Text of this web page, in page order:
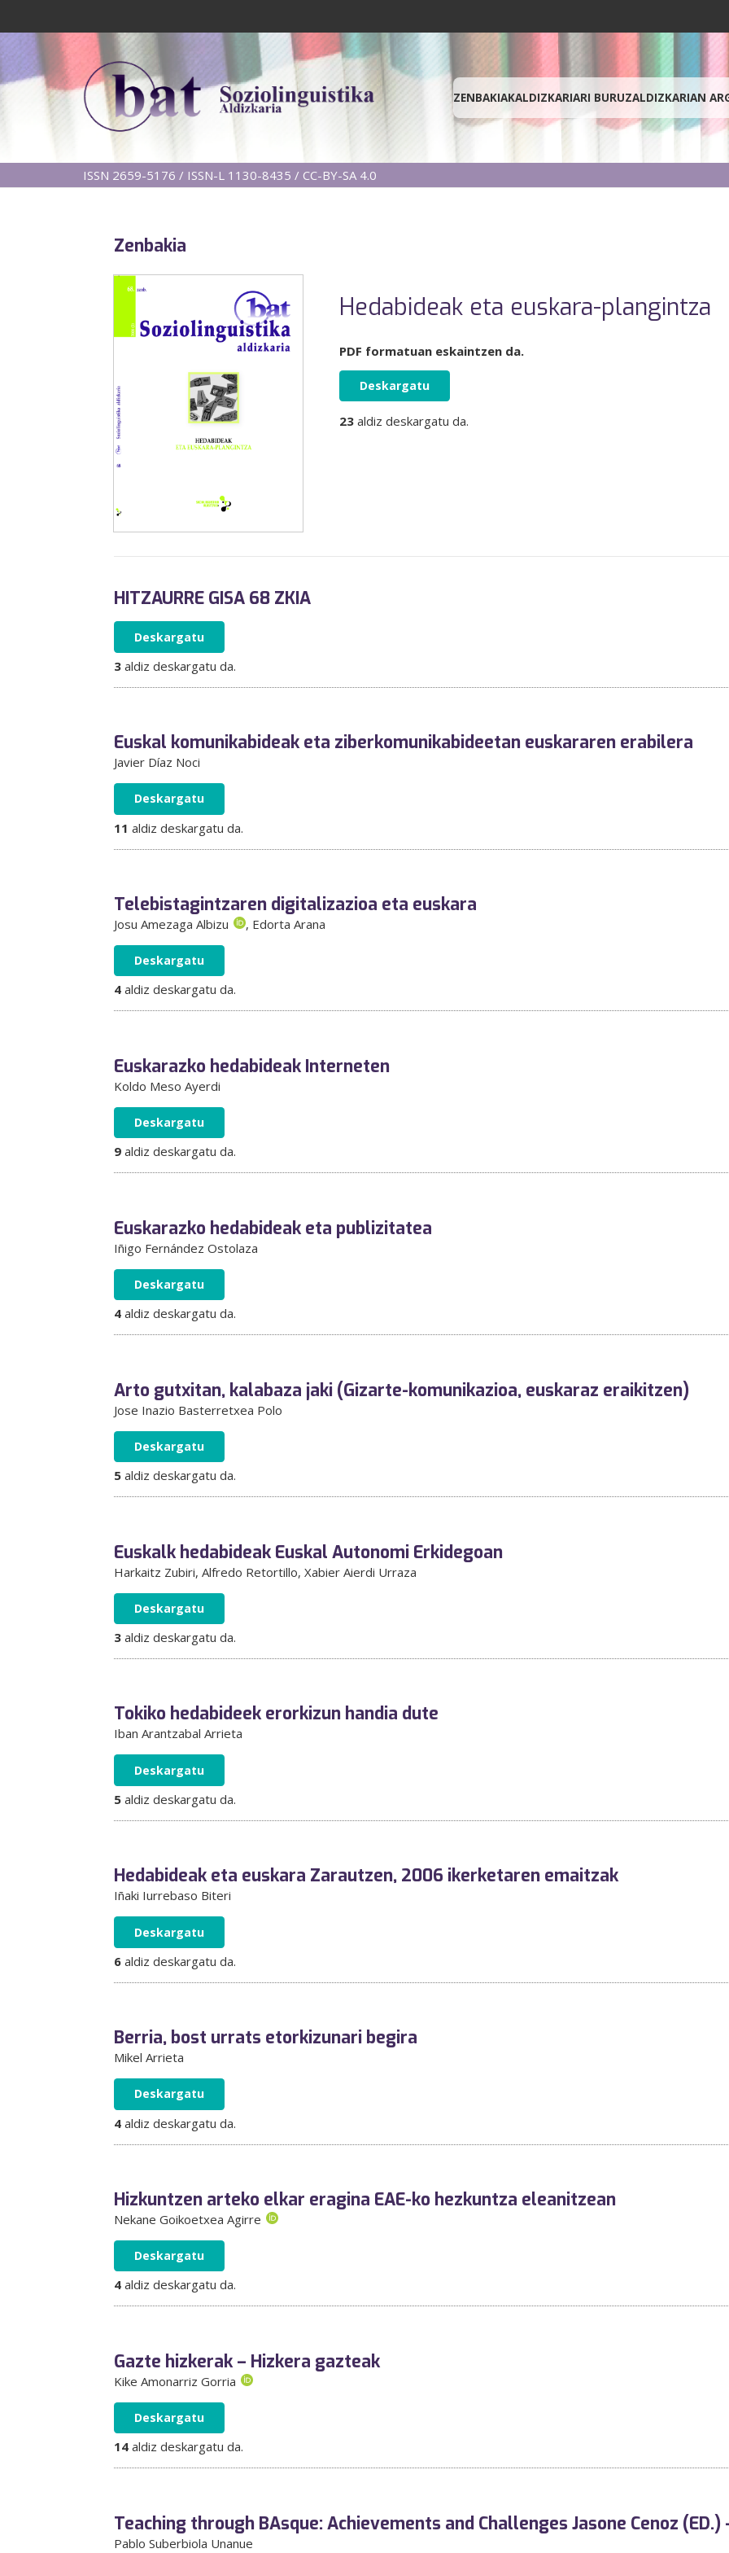
ZENBAKIAKALDIZKARIARI BURUZALDIZKARIAN
ISSN 2659-5176 / ISSN-L 1130-8435 / CC-BY-SA 4.0
Zenbakia
Hedabideak eta euskara-plangintza
PDF formatuan eskaintzen da.
Deskargatu
23 aldiz deskargatu da.
HITZAURRE GISA 68 ZKIA
Deskargatu
3aldiz deskargatu da.
Euskal komunikabideak eta ziberkomunikabideetan euskararen erabilera
Javier Díaz Noci
Deskargatu
11 aldiz deskargatu da.
Telebistagintzaren digitalizazioa eta euskara
Josu Amezaga Albizu , Edorta Arana
Deskargatu
4aldiz deskargatu da.
Euskarazko hedabideak Interneten
Koldo Meso Ayerdi
Deskargatu
9aldiz deskargatu da.
Euskarazko hedabideak eta publizitatea
Iñigo Fernández Ostolaza
Deskargatu
4aldiz deskargatu da.
Arto gutxitan, kalabaza jaki (Gizarte-komunikazioa, euskaraz eraikitzen)
Jose Inazio Basterretxea Polo
Deskargatu
5aldiz deskargatu da.
Euskalk hedabideak Euskal Autonomi Erkidegoan
Harkaitz Zubiri, Alfredo Retortillo, Xabier Aierdi Urraza
Deskargatu
3aldiz deskargatu da.
Tokiko hedabideek erorkizun handia dute
Iban Arantzabal Arrieta
Deskargatu
5aldiz deskargatu da.
Hedabideak eta euskara Zarautzen, 2006 ikerketaren emaitzak
Iñaki Iurrebaso Biteri
Deskargatu
6aldiz deskargatu da.
Berria, bost urrats etorkizunari begira
Mikel Arrieta
Deskargatu
4aldiz deskargatu da.
Hizkuntzen arteko elkar eragina EAE-ko hezkuntza eleanitzean
Nekane Goikoetxea Agirre
Deskargatu
4aldiz deskargatu da.
Gazte hizkerak – Hizkera gazteak
Kike Amonarriz Gorria
Deskargatu
14aldiz deskargatu da.
Teaching through BAsque: Achievements and Challenges Jasone Cenoz (ED.) –
Pablo Suberbiola Unanue